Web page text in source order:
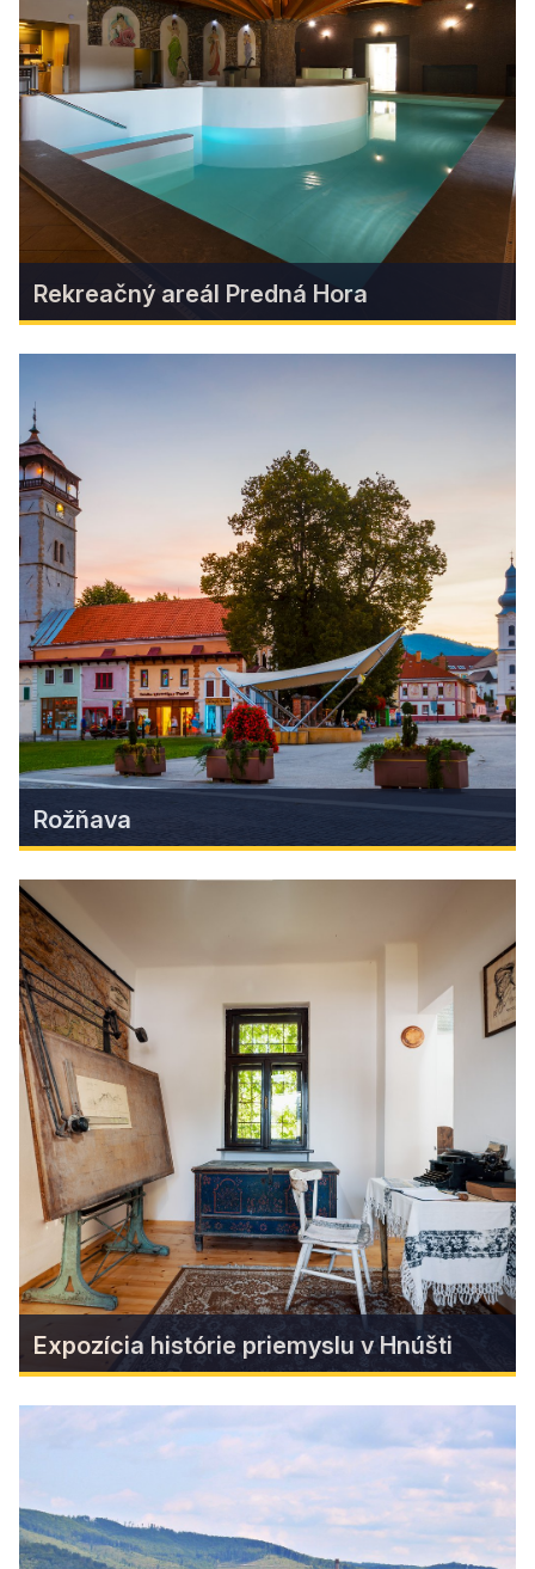
Objavte podzemné klenotnice Gemera: Jaskyňu
Domica, Gombaseckú, Ochtinskú aragonitovú i
Krásnohorskú jaskyňu. Prenádherné skvosty, aké
v jednom regióne nenájdete nikde inde na svete.
Zistiť viac
Rekreačný areál Predná Hora
Rekreačný areál Predná Hora
Navštívte wellness s vírivkami, saunami, soľnou
jaskyňou, kúpeľom z morských rias či pivným
kúpeľom. Poloha na okraji Muránskej planiny
predurčuje toto miesto na dokonalé športové
vyžitie i relax.
Zistiť viac
Rožňava
Rožňava
Rožňava - Centrum Horného Gemera, je
optimálnym východzím bodom na výlety do
okolia, či už za jaskyňami, históriou, alebo na
pešiu, či cykloturistiku. Jeho centrum stojí
jednoznačne za náštevu.
Zistiť viac
Expozícia histórie priemyslu v Hnúšti
Expozícia histórie priemyslu v